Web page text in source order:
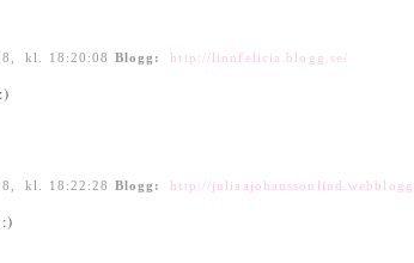
kl. 18:20:08 Blogg: http://linnfelicia.blogg.se/
kl. 18:22:28 Blogg: http://